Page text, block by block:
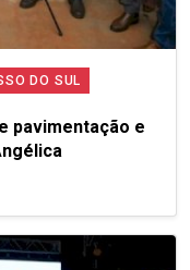
DO SUL
pavimentação e